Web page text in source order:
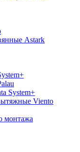
Astark
System+
Viento
монтажа